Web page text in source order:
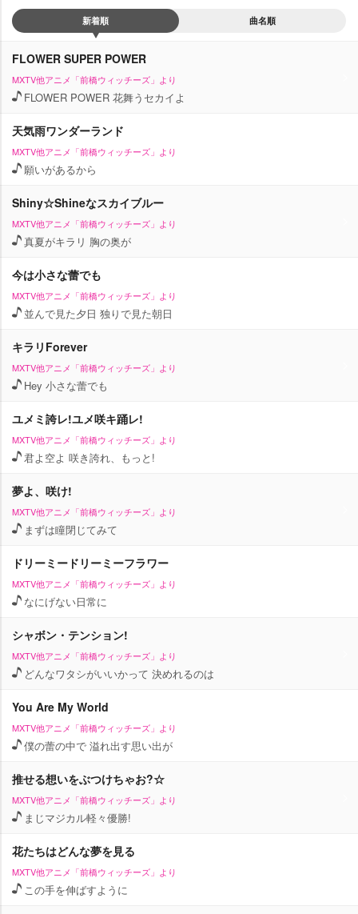
新着順 曲名順
FLOWER SUPER POWER
MXTV他アニメ「前橋ウィッチーズ」より
FLOWER POWER 花舞うセカイよ
天気雨ワンダーランド
MXTV他アニメ「前橋ウィッチーズ」より
願いがあるから
Shiny☆Shineなスカイブルー
MXTV他アニメ「前橋ウィッチーズ」より
真夏がキラリ 胸の奥が
今は小さな蕾でも
MXTV他アニメ「前橋ウィッチーズ」より
並んで見た夕日 独りで見た朝日
キラリForever
MXTV他アニメ「前橋ウィッチーズ」より
Hey 小さな蕾でも
ユメミ誇レ!ユメ咲キ踊レ!
MXTV他アニメ「前橋ウィッチーズ」より
君よ空よ 咲き誇れ、もっと!
夢よ、咲け!
MXTV他アニメ「前橋ウィッチーズ」より
まずは瞳閉じてみて
ドリーミードリーミーフラワー
MXTV他アニメ「前橋ウィッチーズ」より
なにげない日常に
シャボン・テンション!
MXTV他アニメ「前橋ウィッチーズ」より
どんなワタシがいいかって 決めれるのは
You Are My World
MXTV他アニメ「前橋ウィッチーズ」より
僕の蕾の中で 溢れ出す思い出が
推せる想いをぶつけちゃお?☆
MXTV他アニメ「前橋ウィッチーズ」より
まじマジカル軽々優勝!
花たちはどんな夢を見る
MXTV他アニメ「前橋ウィッチーズ」より
この手を伸ばすように